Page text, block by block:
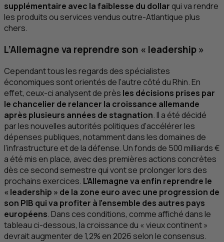
supplémentaire avec la faiblesse du dollar qui va rendre
les produits ou services vendus outre-Atlantique plus
chers.
L’Allemagne va reprendre son « leadership»
Cependant tous les regards des spécialistes
économiques sont orientés de l’autre côté du Rhin. En
effet, ceux-ci analysent de près les décisions prises par
le chancelier de relancer la croissance allemande
après plusieurs années de stagnation. Il a été décidé
par les nouvelles autorités politiques d’accélérer les
dépenses publiques, notamment dans les domaines de
l’infrastructure et de la défense. Un fonds de 500 milliards €
a été mis en place, avec des premières actions concrètes
dès ce second semestre qui vont se prolonger lors des
prochains exercices. L’Allemagne va enfin reprendre le
« leadership » de la zone euro avec une progression de
son PIB qui va profiter à l’ensemble des autres pays
européens. Dans ces conditions, comme affiché dans le
tableau ci-dessous, la croissance du « vieux continent »
devrait augmenter de 1,2% en 2026 selon le consensus.